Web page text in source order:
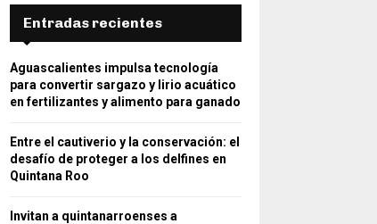
Entradas recientes
Aguascalientes impulsa tecnología
para convertir sargazo y lirio acuático
en fertilizantes y alimento para ganado
Entre el cautiverio y la conservación: el
desafío de proteger a los delfines en
Quintana Roo
Invitan a quintanarroenses a